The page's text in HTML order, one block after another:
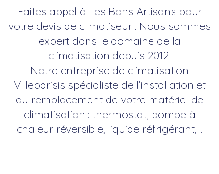
Faites appel à Les Bons Artisans pour
votre devis de climatiseur : Nous sommes
expert dans le domaine de la
climatisation depuis 2012.
Notre entreprise de climatisation
Villeparisis spécialiste de l’installation et
du remplacement de votre matériel de
climatisation : thermostat, pompe à
chaleur réversible, liquide réfrigérant,…